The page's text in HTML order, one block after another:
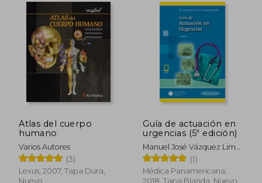
Atlas del cuerpo
humano
Varios Autores
(3)
Lexus, 2007, Tapa Dura,
Nuevo
Guía de actuación en
urgencias (5ª edición)
Manuel José Vázquez Lima,
José Ramón Casal
Codesido
(1)
Médica Panamericana,
2018, Tapa Blanda, Nuevo